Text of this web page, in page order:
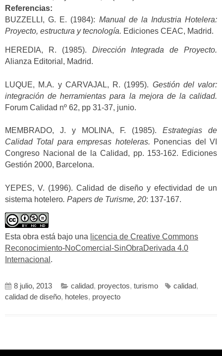
Referencias:
BUZZELLI, G. E. (1984): Manual de la Industria Hotelera:
Proyecto, estructura y tecnología. Ediciones CEAC, Madrid.
HEREDIA, R. (1985). Dirección Integrada de Proyecto.
Alianza Editorial, Madrid.
LUQUE, M.A. y CARVAJAL, R. (1995). Gestión del valor:
integración de herramientas para la mejora de la calidad.
Forum Calidad nº 62, pp 31-37, junio.
MEMBRADO, J. y MOLINA, F. (1985). Estrategias de
Calidad Total para empresas hoteleras. Ponencias del VI
Congreso Nacional de la Calidad, pp. 153-162. Ediciones
Gestión 2000, Barcelona.
YEPES, V. (1996). Calidad de diseño y efectividad de un
sistema hotelero. Papers de Turisme, 20: 137-167.
Esta obra está bajo una licencia de Creative Commons
Reconocimiento-NoComercial-SinObraDerivada 4.0
Internacional .
8 julio, 2013 calidad, proyectos, turismo calidad,
calidad de diseño, hoteles, proyecto